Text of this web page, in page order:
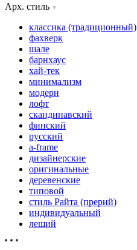
Арх. стиль
классика (традиционный)
фахверк
шале
барнхаус
хай-тек
минимализм
модерн
лофт
скандинавский
финский
русский
a-frame
дизайнерские
оригинальные
деревенские
типовой
стиль Райта (прерий)
индивидуальный
леший